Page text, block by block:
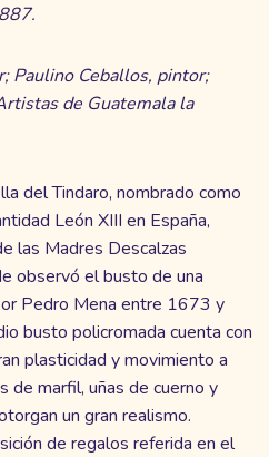
Paulino Ceballos, pintor;
de Guatemala la
del Tindaro, nombrado como
León XIII en España,
las Madres Descalzas
observó el busto de una
Pedro Mena entre 1673 y
busto policromada cuenta con
plasticidad y movimiento a
de marfil, uñas de cuerno y
un gran realismo.
de regalos referida en el